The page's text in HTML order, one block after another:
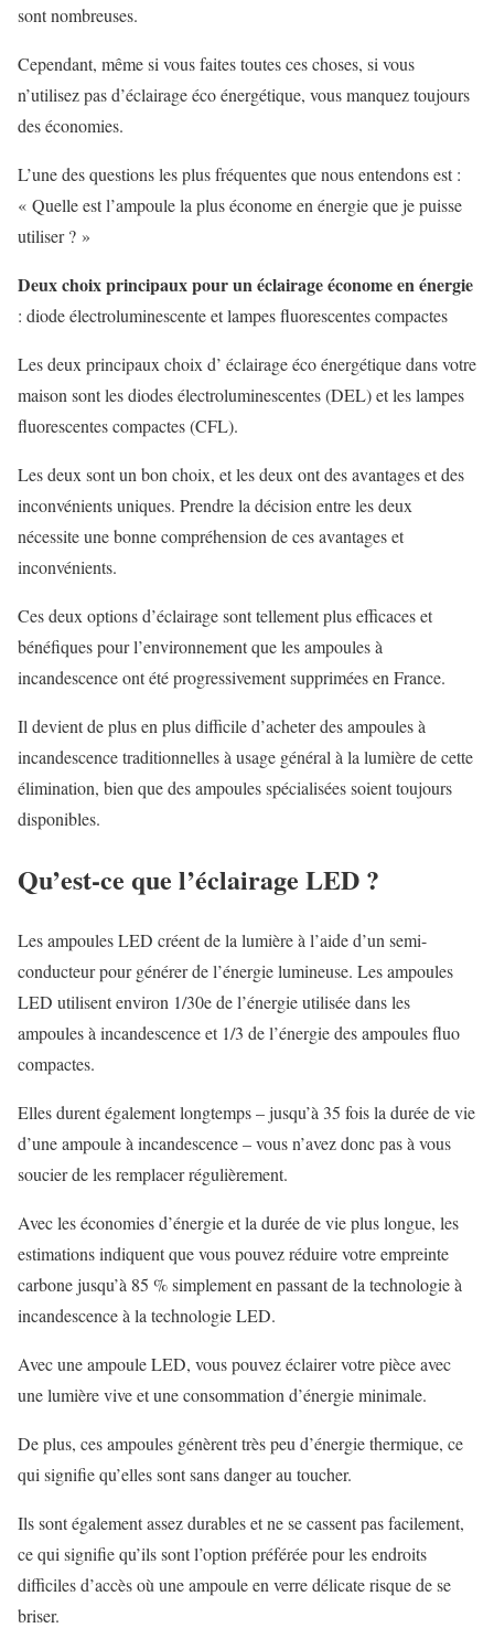
sont nombreuses.
Cependant, même si vous faites toutes ces choses, si vous
n’utilisez pas d’éclairage éco énergétique, vous manquez toujours
des économies.
L’une des questions les plus fréquentes que nous entendons est :
« Quelle est l’ampoule la plus économe en énergie que je puisse
utiliser ? »
Deux choix principaux pour un éclairage économe en énergie
: diode électroluminescente et lampes fluorescentes compactes
Les deux principaux choix d’ éclairage éco énergétique dans votre
maison sont les diodes électroluminescentes (DEL) et les lampes
fluorescentes compactes (CFL).
Les deux sont un bon choix, et les deux ont des avantages et des
inconvénients uniques. Prendre la décision entre les deux
nécessite une bonne compréhension de ces avantages et
inconvénients.
Ces deux options d’éclairage sont tellement plus efficaces et
bénéfiques pour l’environnement que les ampoules à
incandescence ont été progressivement supprimées en France.
Il devient de plus en plus difficile d’acheter des ampoules à
incandescence traditionnelles à usage général à la lumière de cette
élimination, bien que des ampoules spécialisées soient toujours
disponibles.
Qu’est-ce que l’éclairage LED ?
Les ampoules LED créent de la lumière à l’aide d’un semi-
conducteur pour générer de l’énergie lumineuse. Les ampoules
LED utilisent environ 1/30e de l’énergie utilisée dans les
ampoules à incandescence et 1/3 de l’énergie des ampoules fluo
compactes.
Elles durent également longtemps – jusqu’à 35 fois la durée de vie
d’une ampoule à incandescence – vous n’avez donc pas à vous
soucier de les remplacer régulièrement.
Avec les économies d’énergie et la durée de vie plus longue, les
estimations indiquent que vous pouvez réduire votre empreinte
carbone jusqu’à 85 % simplement en passant de la technologie à
incandescence à la technologie LED.
Avec une ampoule LED, vous pouvez éclairer votre pièce avec
une lumière vive et une consommation d’énergie minimale.
De plus, ces ampoules génèrent très peu d’énergie thermique, ce
qui signifie qu’elles sont sans danger au toucher.
Ils sont également assez durables et ne se cassent pas facilement,
ce qui signifie qu’ils sont l’option préférée pour les endroits
difficiles d’accès où une ampoule en verre délicate risque de se
briser.